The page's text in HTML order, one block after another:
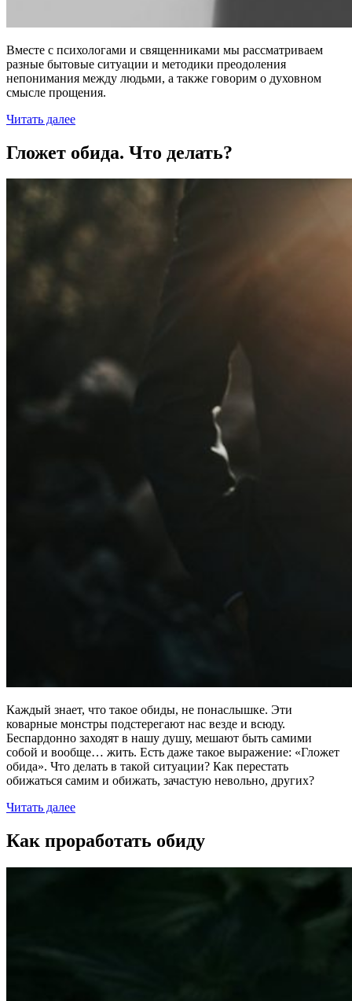
Вместе с психологами и священниками мы рассматриваем
разные бытовые ситуации и методики преодоления
непонимания между людьми, а также говорим о духовном
смысле прощения.
Читать далее
Гложет обида. Что делать?
Каждый знает, что такое обиды, не понаслышке. Эти
коварные монстры подстерегают нас везде и всюду.
Беспардонно заходят в нашу душу, мешают быть самими
собой и вообще… жить. Есть даже такое выражение: «Гложет
обида». Что делать в такой ситуации? Как перестать
обижаться самим и обижать, зачастую невольно, других?
Читать далее
Как проработать обиду